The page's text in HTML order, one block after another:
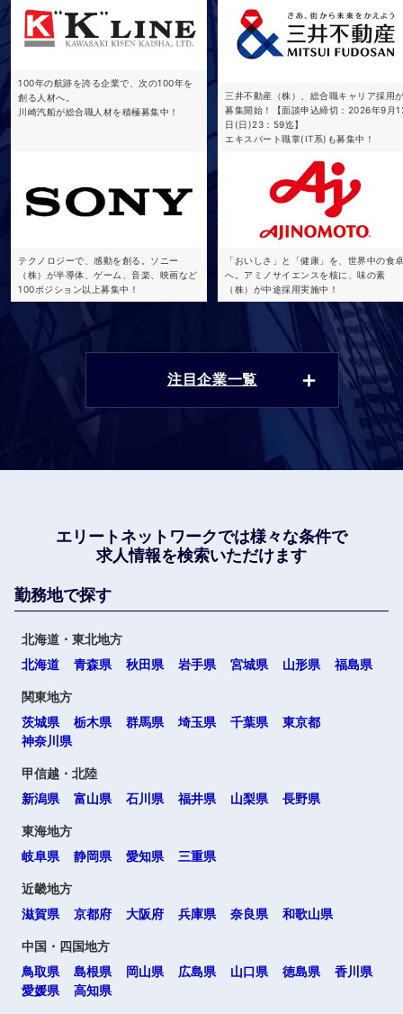
100年の航跡を誇る企業で、次の100年を
創る人材へ。
川崎汽船が総合職人材を積極募集中！
三井不動産（株）、総合職キャリア採用
募集開始！【面談申込締切：2026年9月
日(日)23：59迄】
エキスパート職掌(IT系)も募集中！
テクノロジーで、感動を創る。ソニー
（株）が半導体、ゲーム、音楽、映画など
100ポジション以上募集中！
「おいしさ」と「健康」を、世界中の食
へ。アミノサイエンスを核に、味の素
（株）が中途採用実施中！
注目企業一覧
エリートネットワークでは様々な条件で
求人情報を検索いただけます
勤務地で探す
北海道・東北地方
北海道
青森県 秋田県 岩手県 宮城県 山形県 福島県
関東地方
茨城県
栃木県 群馬県 埼玉県 千葉県
東京都
神奈川県
甲信越・北陸
新潟県
富山県 石川県 福井県 山梨県 長野県
東海地方
岐阜県
静岡県 愛知県 三重県
近畿地方
滋賀県
京都府 大阪府 兵庫県 奈良県 和歌山県
中国・四国地方
鳥取県
島根県 岡山県 広島県 山口県 徳島県
香川県
愛媛県
高知県